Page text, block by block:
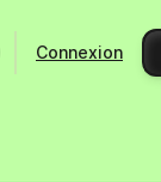
Connexion